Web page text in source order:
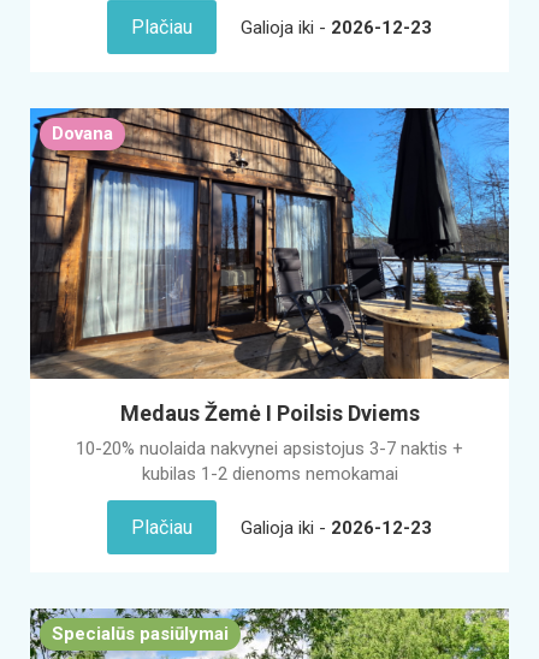
Plačiau Galioja iki - 2026-12-23
Dovana
Medaus Žemė I Poilsis Dviems
10-20% nuolaida nakvynei apsistojus 3-7 naktis +
kubilas 1-2 dienoms nemokamai
Plačiau Galioja iki - 2026-12-23
Specialūs pasiūlymai